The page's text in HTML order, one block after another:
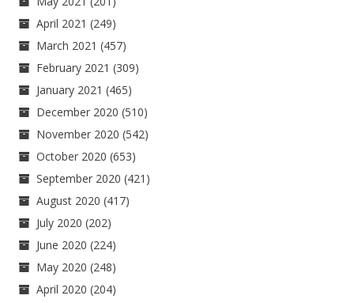
April 2021 (249)
March 2021 (457)
February 2021 (309)
January 2021 (465)
December 2020 (510)
November 2020 (542)
October 2020 (653)
September 2020 (421)
August 2020 (417)
July 2020 (202)
June 2020 (224)
May 2020 (248)
April 2020 (204)